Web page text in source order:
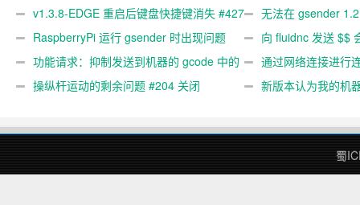
v1.3.8-EDGE 重启后键盘快捷键消失 #427
关闭
无法在 gsender
#367
RaspberryPi 运行 gsender 时出现问题
#89
向 fluidnc 发送 $$
#473
功能请求：抑制发送到机器的 gcode 中的
gcode 注释。 #444 关闭
通过网络连接进行
操纵杆运动的剩余问题 #204 关闭
新版本认为我的机
蜀